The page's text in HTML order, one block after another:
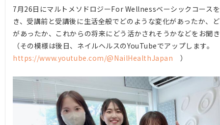
7月26日にマルトメソドロジーFor Wellnessベーシックコース
き、受講前と受講後に生活全般でどのような変化があったか、
があったか、これからの将来にどう活かされそうかなどをお聞
（その模様は後日、ネイルヘルスのYouTubeでアップします。
https://www.youtube.com/@NailHealthJapan ）